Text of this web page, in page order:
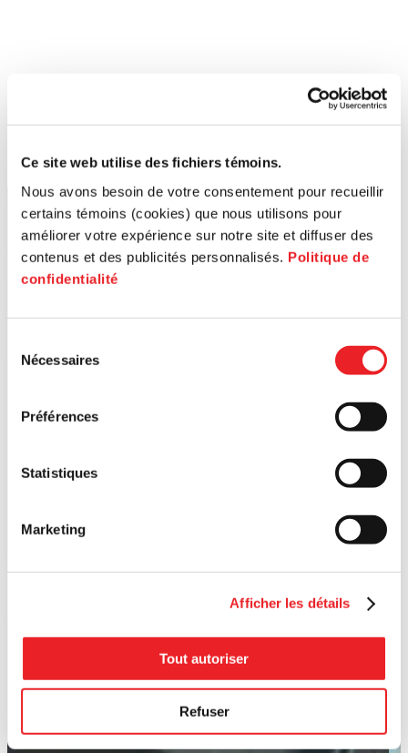
Ce site web utilise des fichiers témoins.
Nous avons besoin de votre consentement pour recueillir
certains témoins (cookies) que nous utilisons pour
améliorer votre expérience sur notre site et diffuser des
contenus et des publicités personnalisés. Politique de
confidentialité
Nécessaires
Préférences
Statistiques
Marketing
Afficher les détails
Tout autoriser
Refuser